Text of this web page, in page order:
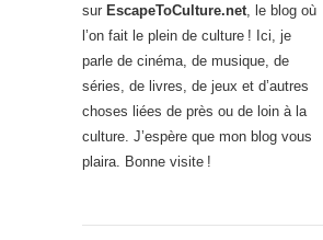
sur EscapeToCulture.net , le blog où
l’on fait le plein de culture ! Ici, je
parle de cinéma, de musique, de
séries, de livres, de jeux et d’autres
choses liées de près ou de loin à la
culture. J’espère que mon blog vous
plaira. Bonne visite !